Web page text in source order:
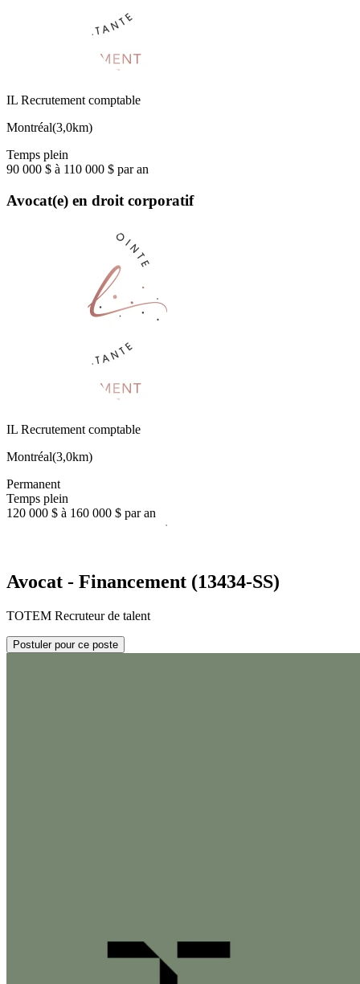
IL Recrutement comptable
Montréal(3,0km)
Temps plein
90 000 $ à 110 000 $ par an
Avocat(e) en droit corporatif
IL Recrutement comptable
Montréal(3,0km)
Permanent
Temps plein
120 000 $ à 160 000 $ par an
Avocat - Financement (13434-SS)
TOTEM Recruteur de talent
Postuler pour ce poste